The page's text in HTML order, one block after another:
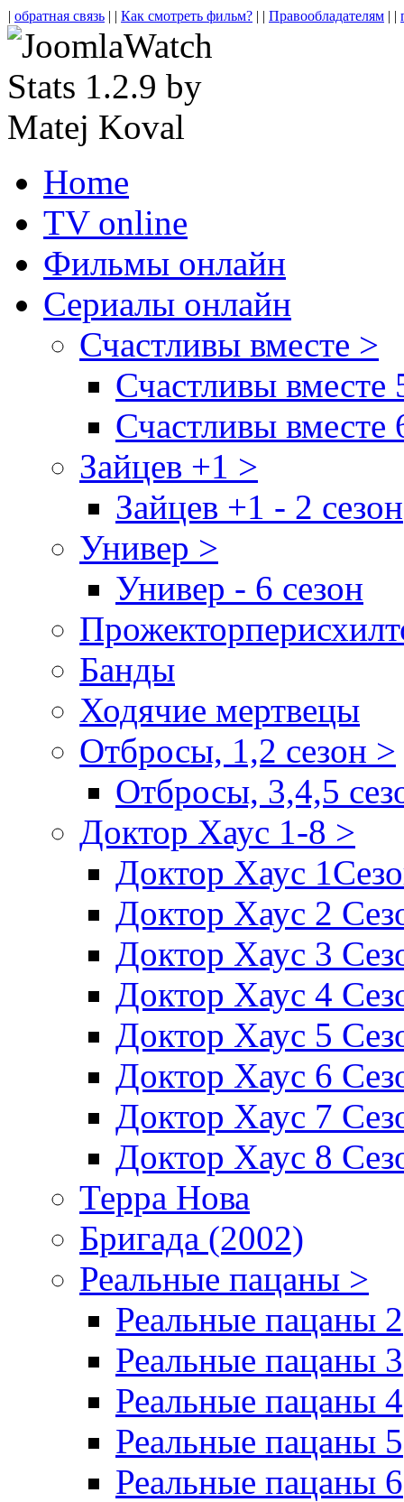
| обратная связь | | Как смотреть фильм? | | Правообладателям | |
Home
TV online
Фильмы онлайн
Сериалы онлайн
Счастливы вместе >
Счастливы вместе
Счастливы вместе
Зайцев +1 >
Зайцев +1 - 2 сезон
Универ >
Универ - 6 сезон
Банды
Ходячие мертвецы
Отбросы, 1,2 сезон >
Отбросы, 3,4,5
Доктор Хаус 1-8 >
Доктор Хаус
Доктор Хаус 2
Доктор Хаус 3
Доктор Хаус 4
Доктор Хаус 5
Доктор Хаус 6
Доктор Хаус 7
Доктор Хаус 8
Терра Нова
Бригада (2002)
Реальные пацаны >
Реальные пацаны 2
Реальные пацаны 3
Реальные пацаны 4
Реальные пацаны 5
Реальные пацаны 6